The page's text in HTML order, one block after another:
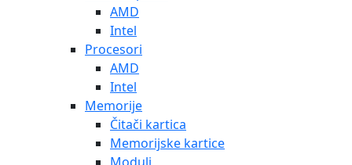
AMD
Intel
Procesori
AMD
Intel
Memorije
Čitači kartica
Memorijske kartice